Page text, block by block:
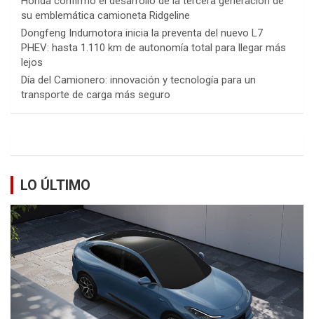
su emblemática camioneta Ridgeline
Dongfeng Indumotora inicia la preventa del nuevo L7
PHEV: hasta 1.110 km de autonomía total para llegar más
lejos
Día del Camionero: innovación y tecnología para un
transporte de carga más seguro
LO ÚLTIMO